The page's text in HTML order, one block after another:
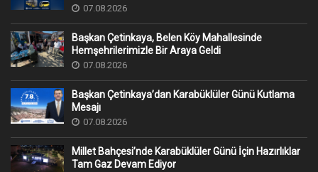
07.08.2026
Başkan Çetinkaya, Belen Köy Mahallesinde
Hemşehrilerimizle Bir Araya Geldi
07.08.2026
Başkan Çetinkaya’dan Karabüklüler Günü Kutlama
Mesajı
07.08.2026
Millet Bahçesi’nde Karabüklüler Günü İçin Hazırlıklar
Tam Gaz Devam Ediyor